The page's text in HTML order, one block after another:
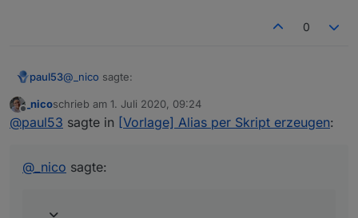
0
paul53@ _nico sagte:
Weiß aber so garnicht, wie ich das machen soll.
Habe ich es richtig gesehen, dass nur das Gewerk
"batterien" verwendet wird ?
Offline
_nicoschrieb am 1. Juli 2020, 09:24
zuletzt editiert von
@paul53 sagte in [Vorlage] Alias per Skript erzeugen:
@ _nico sagte: